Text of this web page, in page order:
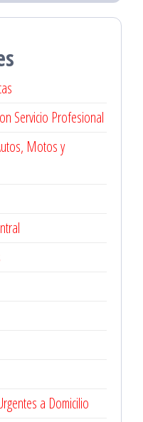
Servicio Profesional
Motos y
a Domicilio